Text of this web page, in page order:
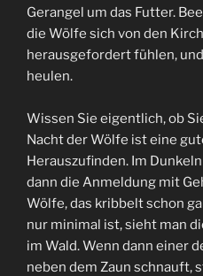
Gerangel um das Futter.
die Wölfe sich von den
herausgefordert fühlen,
heulen.
Wissen Sie eigentlich, ob
Nacht der Wölfe ist eine
Herauszufinden. Im
dann die Anmeldung mit
Wölfe, das kribbelt schon
nur minimal ist, sieht man
im Wald. Wenn dann einer
neben dem Zaun schnauft,